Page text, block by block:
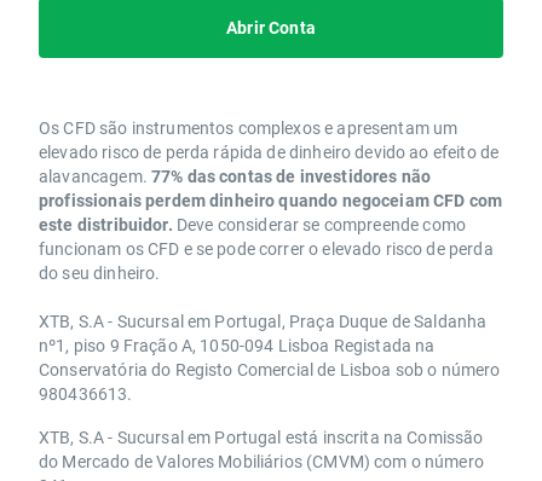
Abrir Conta
Os CFD são instrumentos complexos e apresentam um
elevado risco de perda rápida de dinheiro devido ao efeito de
alavancagem. 77% das contas de investidores não
profissionais perdem dinheiro quando negoceiam CFD com
este distribuidor. Deve considerar se compreende como
funcionam os CFD e se pode correr o elevado risco de perda
do seu dinheiro.
XTB, S.A - Sucursal em Portugal, Praça Duque de Saldanha
nº1, piso 9 Fração A, 1050-094 Lisboa Registada na
Conservatória do Registo Comercial de Lisboa sob o número
980436613.
XTB, S.A - Sucursal em Portugal está inscrita na Comissão
do Mercado de Valores Mobiliários (CMVM) com o número